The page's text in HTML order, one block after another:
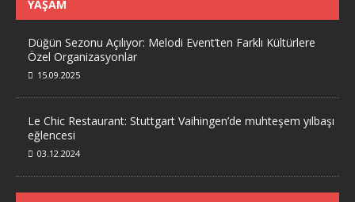
YAŞAM
Düğün Sezonu Açılıyor: Melodi Event’ten Farklı Kültürlere
Özel Organizasyonlar
15.09.2025
Le Chic Restaurant: Stuttgart Vaihingen’de muhteşem yılbaşı
eğlencesi
03.12.2024